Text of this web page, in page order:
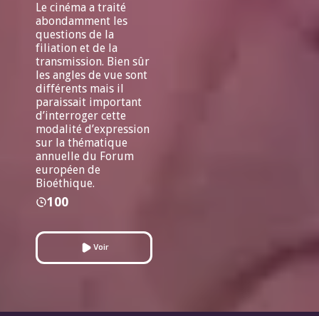
Le cinéma a traité
abondamment les
questions de la
filiation et de la
transmission. Bien sûr
les angles de vue sont
différents mais il
paraissait important
d’interroger cette
modalité d’expression
sur la thématique
annuelle du Forum
européen de
Bioéthique.
100
Voir